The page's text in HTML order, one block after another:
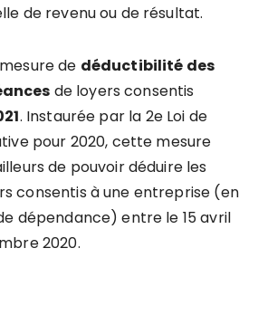
de revenu ou de résultat.
de déductibilité des
de loyers consentis
. Instaurée par la 2e Loi de
pour 2020, cette mesure
de pouvoir déduire les
consentis à une entreprise (en
dépendance) entre le 15 avril
2020.